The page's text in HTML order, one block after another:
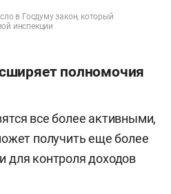
в Госдуму закон, который
инспекции
полномочия
все более активными,
получить еще более
для контроля доходов